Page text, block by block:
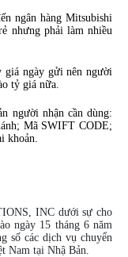
ngân hàng Mitsubishi
nhưng phải làm nhiều
giá ngày gửi nên người
tỷ giá nữa.
người nhận cần dùng:
Mã SWIFT CODE;
khoản.
INC dưới sự cho
ngày 15 tháng 6 năm
số các dịch vụ chuyển
Nam tại Nhậ Bản.